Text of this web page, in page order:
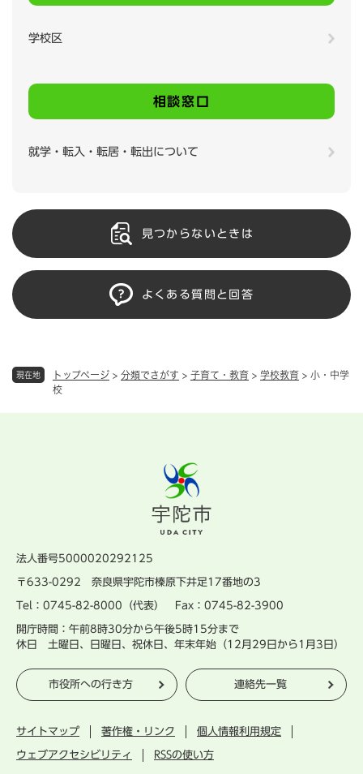
現在地 トップページ > 分類でさがす > 子育て・教育 > 学校教育 > 小・中学
校
学校区
相談窓口
就学・転入・転居・転出について
見つからないときは
よくある質問と回答
法人番号5000020292125
〒633-0292 奈良県宇陀市榛原下井足17番地の3
Tel：0745-82-8000（代表） Fax：0745-82-3900
開庁時間：午前8時30分から午後5時15分まで
休日 土曜日、日曜日、祝休日、年末年始（12月29日から1月3日）
市役所への行き方 連絡先一覧
サイトマップ 著作権・リンク 個人情報利用規定
ウェブアクセシビリティ RSSの使い方